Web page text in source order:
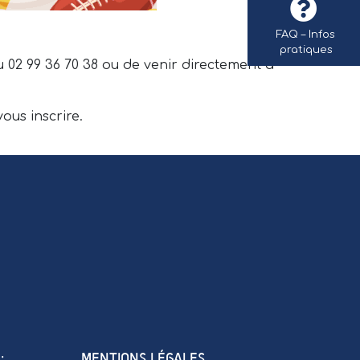
99 36 70 38 ou de venir directement à
inscrire.
FAQ – Infos
pratiques